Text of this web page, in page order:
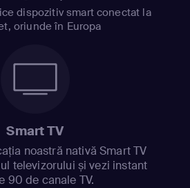
dispozitiv smart conectat la
oriunde în Europa
Smart TV
noastră nativă Smart TV
televizorului și vezi instant
90 de canale TV.